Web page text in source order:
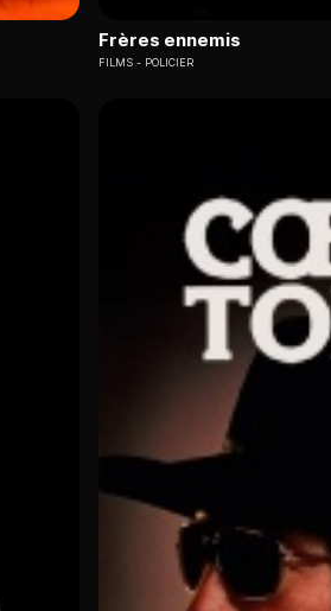
Frères ennemis
FILMS POLICIER